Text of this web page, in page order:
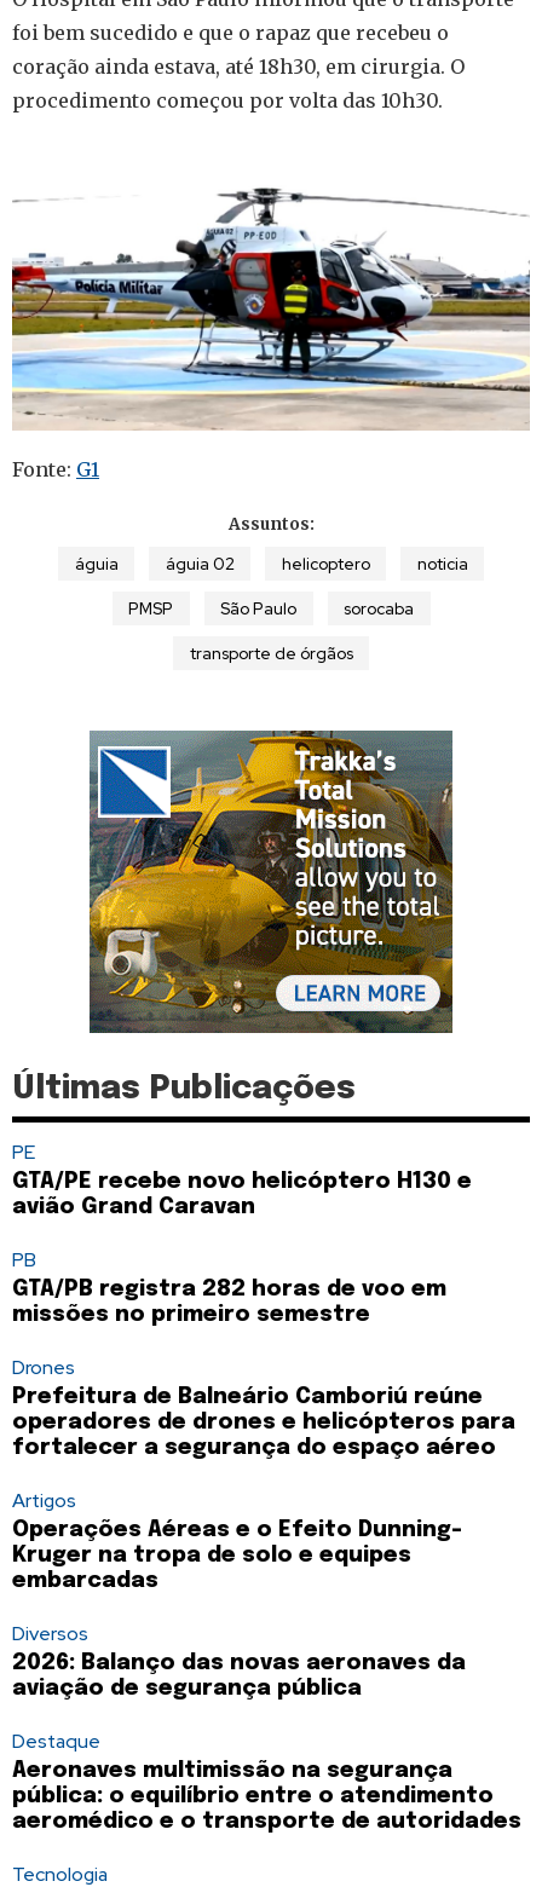
foi bem sucedido e que o rapaz que recebeu o
coração ainda estava, até 18h30, em cirurgia. O
procedimento começou por volta das 10h30.
Fonte: G1
Assuntos:
águia águia 02 helicoptero noticia
PMSP São Paulo sorocaba
transporte de órgãos
Últimas Publicações
PE
GTA/PE recebe novo helicóptero H130 e
avião Grand Caravan
PB
GTA/PB registra 282 horas de voo em
missões no primeiro semestre
Drones
Prefeitura de Balneário Camboriú reúne
operadores de drones e helicópteros para
fortalecer a segurança do espaço aéreo
Artigos
Operações Aéreas e o Efeito Dunning-
Kruger na tropa de solo e equipes
embarcadas
Diversos
2026: Balanço das novas aeronaves da
aviação de segurança pública
Destaque
Aeronaves multimissão na segurança
pública: o equilíbrio entre o atendimento
aeromédico e o transporte de autoridades
Tecnologia